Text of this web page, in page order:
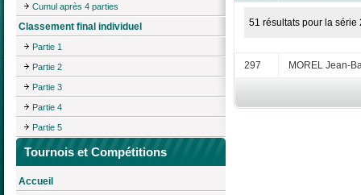
Cumul après 4 parties
Classement final individuel
Partie 1
Partie 2
Partie 3
Partie 4
Partie 5
Tournois et Compétitions
Accueil
51 résultats pour la série
297 MOREL Jean-